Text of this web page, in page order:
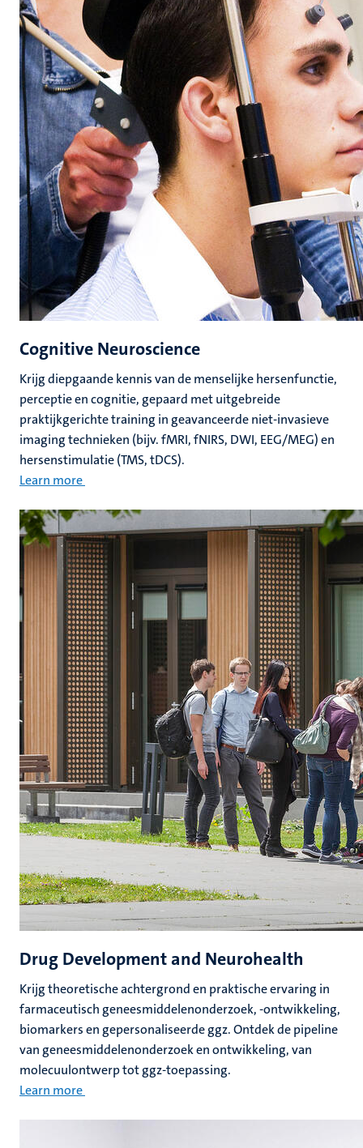
Cognitive Neuroscience
Krijg diepgaande kennis van de menselijke hersenfunctie,
perceptie en cognitie, gepaard met uitgebreide
praktijkgerichte training in geavanceerde niet-invasieve
imaging technieken (bijv. fMRI, fNIRS, DWI, EEG/MEG) en
hersenstimulatie (TMS, tDCS).
Learn more
Drug Development and Neurohealth
Krijg theoretische achtergrond en praktische ervaring in
farmaceutisch geneesmiddelenonderzoek, -ontwikkeling,
biomarkers en gepersonaliseerde ggz. Ontdek de pipeline
van geneesmiddelenonderzoek en ontwikkeling, van
molecuulontwerp tot ggz-toepassing.
Learn more